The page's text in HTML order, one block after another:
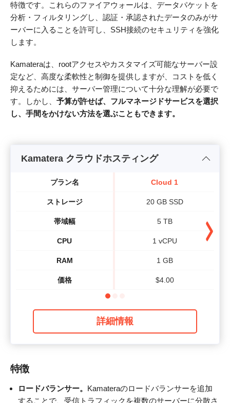
特徴です。これらのファイアウォールは、データパケットを
分析・フィルタリングし、認証・承認されたデータのみがサ
ーバーに入ることを許可し、SSH接続のセキュリティを強化
します。
Kamateraは、rootアクセスやカスタマイズ可能なサーバー設
定など、高度な柔軟性と制御を提供しますが、コストを低く
抑えるためには、サーバー管理について十分な理解が必要で
す。しかし、 予算が許せば、フルマネージドサービスを選択
し、手間をかけない方法を選ぶこともできます。
Kamatera クラウドホスティング
プラン名
ストレージ
帯域幅
CPU
RAM
価格
Cloud 1
20 GB SSD
5 TB
1 vCPU
1 GB
$4.00
詳細情報
特徴
ロードバランサー。 Kamateraのロードバランサーを追加
することで、受信トラフィックを複数のサーバーに分散さ